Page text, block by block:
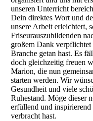
unseren Unterricht
Dein direktes Wort und
unsere Arbeit erleichtert,
Friseurauszubildenden
großem Dank
Branche getan hast. Es
doch gleichzeitig freuen
Marion, die nun
starten werden. Wir
Gesundheit und viele
Ruhestand. Möge dieser
erfüllend und
verbracht hast.